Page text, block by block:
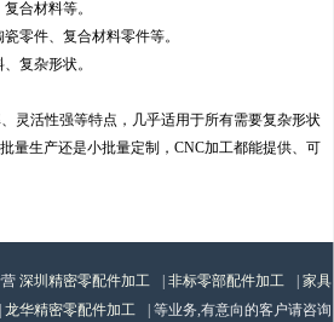
合材料等。
零件、复合材料零件等。
复杂形状。
灵活性强等特点，几乎适用于所有需要复杂形状
量生产还是小批量定制，CNC加工都能提供、可
深圳精密零配件加工 非标零部配件加工
家具
龙华精密零配件加工 | 等业务,有意向的客户请咨询